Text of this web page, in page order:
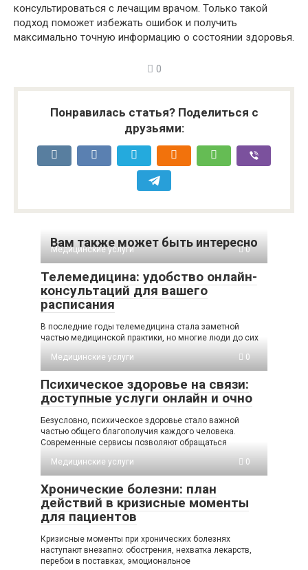
консультироваться с лечащим врачом. Только такой
подход поможет избежать ошибок и получить
максимально точную информацию о состоянии здоровья.
0
Понравилась статья? Поделиться с
друзьями:
Вам также может быть интересно
Медицинские услуги 0
Телемедицина: удобство онлайн-
консультаций для вашего
расписания
В последние годы телемедицина стала заметной
частью медицинской практики, но многие люди до сих
Медицинские услуги
0
Психическое здоровье на связи:
доступные услуги онлайн и очно
Безусловно, психическое здоровье стало важной
частью общего благополучия каждого человека.
Современные сервисы позволяют обращаться
Медицинские услуги
0
Хронические болезни: план
действий в кризисные моменты
для пациентов
Кризисные моменты при хронических болезнях
наступают внезапно: обострения, нехватка лекарств,
перебои в поставках, эмоциональное